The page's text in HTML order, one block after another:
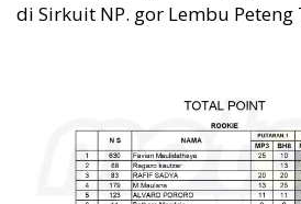
di Sirkuit NP. gor Lembu